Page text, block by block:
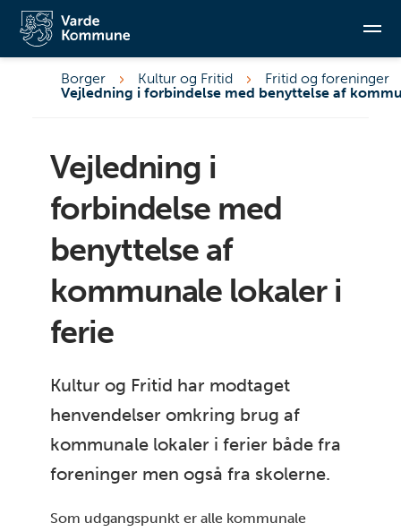
Borger Kultur og Fritid Fritid og foreninger
Vejledning i
forbindelse med
benyttelse af
kommunale lokaler i
ferie
Kultur og Fritid har modtaget
henvendelser omkring brug af
kommunale lokaler i ferier både fra
foreninger men også fra skolerne.
Som udgangspunkt er alle kommunale